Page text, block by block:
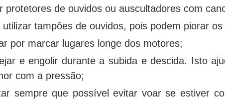
protetores de ouvidos ou auscultadores com
utilizar tampões de ouvidos, pois podem piorar
por marcar lugares longe dos motores;
e engolir durante a subida e descida. Isto
com a pressão;
sempre que possível evitar voar se estiver